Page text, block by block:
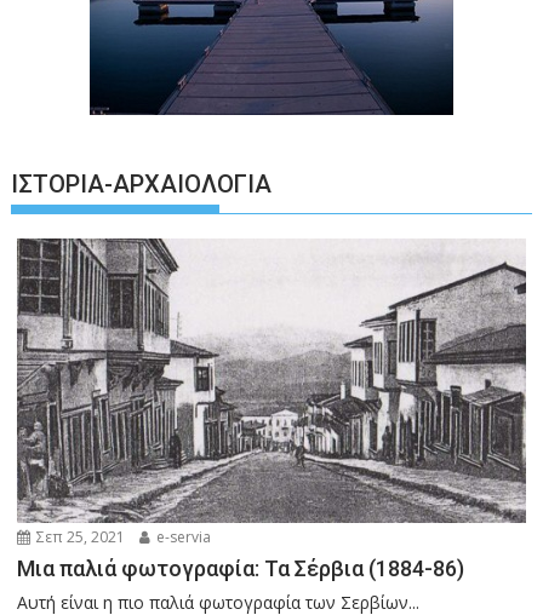
ΙΣΤΟΡΊΑ-ΑΡΧΑΙΟΛΟΓΊΑ
Σεπ 25, 2021 e-servia
Μια παλιά φωτογραφία: Τα Σέρβια (1884-86)
Αυτή είναι η πιο παλιά φωτογραφία των Σερβίων...